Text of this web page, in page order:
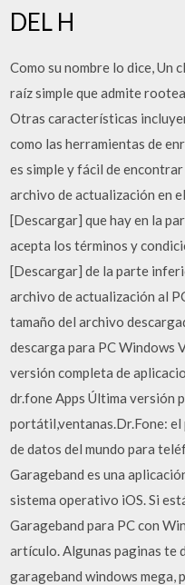
DEL H
Como su nombre lo dice, Un
raíz simple que admite
Otras características
como las herramientas de
es simple y fácil de
archivo de actualización en
[Descargar] que hay en la
acepta los términos y
[Descargar] de la parte
archivo de actualización al
tamaño del archivo
descarga para PC Windows
versión completa de
dr.fone Apps Última versión
portátil,ventanas.Dr.Fone:
de datos del mundo para
Garageband es una
sistema operativo iOS. Si
Garageband para PC con
artículo. Algunas paginas te
garageband windows mega,